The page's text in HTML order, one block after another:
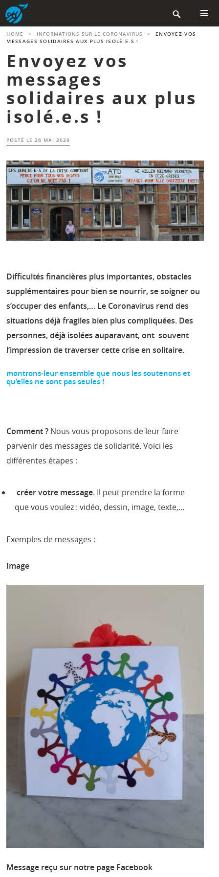
Aller
au
contenu
principal

MENU
HOME > INFORMATIONS SUR LE CORONAVIRUS >
ENVOYEZ VOS
MESSAGES SOLIDAIRES AUX PLUS ISOLÉ.E.S !
Envoyez vos
messages
solidaires aux plus
isolé.e.s !
POSTÉ LE26 MAI 2020
Difficultés financières plus importantes, obstacles
supplémentaires pour bien se nourrir, se soigner ou
s’occuper des enfants,… Le Coronavirus rend des
situations déjà fragiles bien plus compliquées. Des
personnes, déjà isolées auparavant, ont souvent
l’impression de traverser cette crise en solitaire.
montrons-leur ensemble que nous les soutenons et
qu’elles ne sont pas seules !
Comment ? Nous vous proposons de leur faire
parvenir des messages de solidarité. Voici les
différentes étapes :
créer votre message. Il peut prendre la forme
que vous voulez : vidéo, dessin, image, texte,…
Exemples de messages :
Image
Message reçu sur notre page Facebook